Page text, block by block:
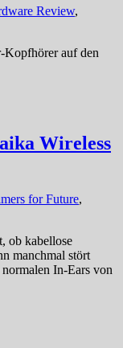
Review,
Kopfhörer auf den
Wireless
for Future,
ob kabellose
manchmal stört
In-Ears von